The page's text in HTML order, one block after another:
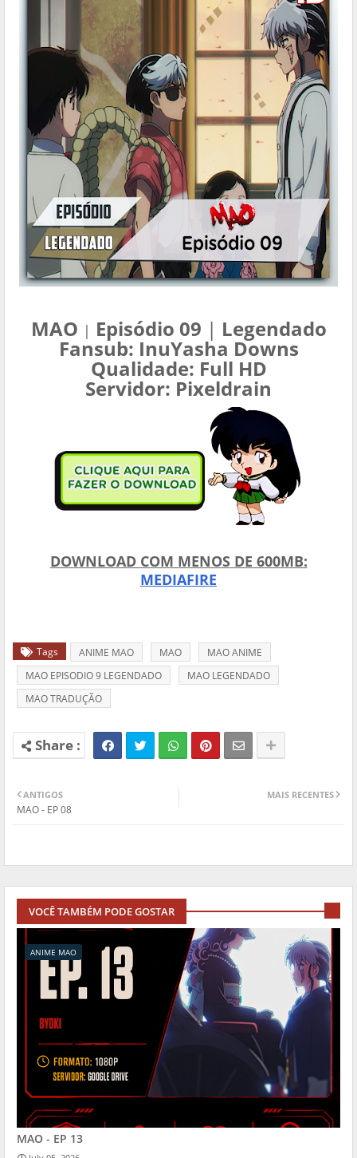
MAO | Episódio 09 | Legendado
Fansub: InuYasha Downs
Qualidade: Full HD
Servidor: Pixeldrain
DOWNLOAD COM MENOS DE 600MB:
MEDIAFIRE
Tags ANIME MAO MAO
MAO ANIME
MAO EPISODIO 9 LEGENDADO
MAO LEGENDADO
MAO TRADUÇÃO
MAIS RECENTES
ANTIGOS
MAO - EP 08
VOCÊ TAMBÉM PODE GOSTAR
ANIME MAO
MAO - EP 13